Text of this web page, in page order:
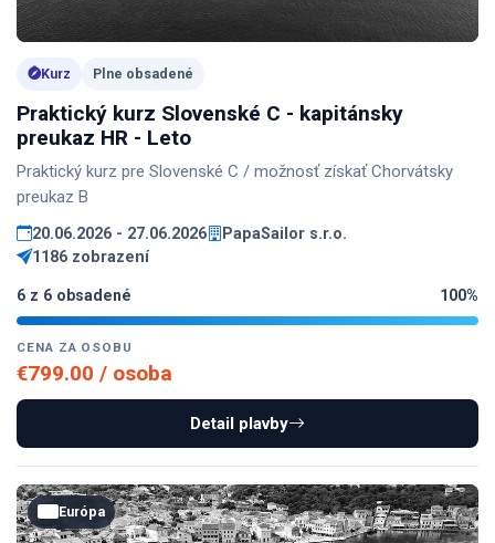
Kurz Plne obsadené
Praktický kurz Slovenské C - kapitánsky
preukaz HR - Leto
Praktický kurz pre Slovenské C / možnosť získať Chorvátsky
preukaz B
20.06.2026 - 27.06.2026
PapaSailor s.r.o.
1186 zobrazení
6 z 6 obsadené 100%
CENA ZA OSOBU
€799.00 / osoba
Detail plavby
Európa